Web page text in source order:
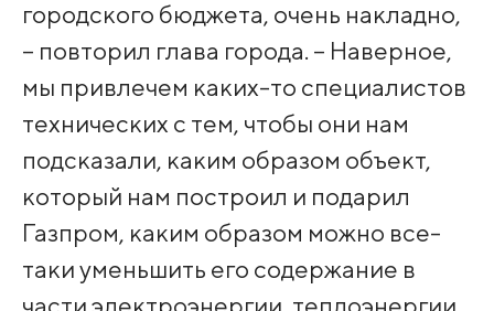
городского бюджета, очень накладно,
– повторил глава города. – Наверное,
мы привлечем каких-то специалистов
технических с тем, чтобы они нам
подсказали, каким образом объект,
который нам построил и подарил
Газпром, каким образом можно все-
таки уменьшить его содержание в